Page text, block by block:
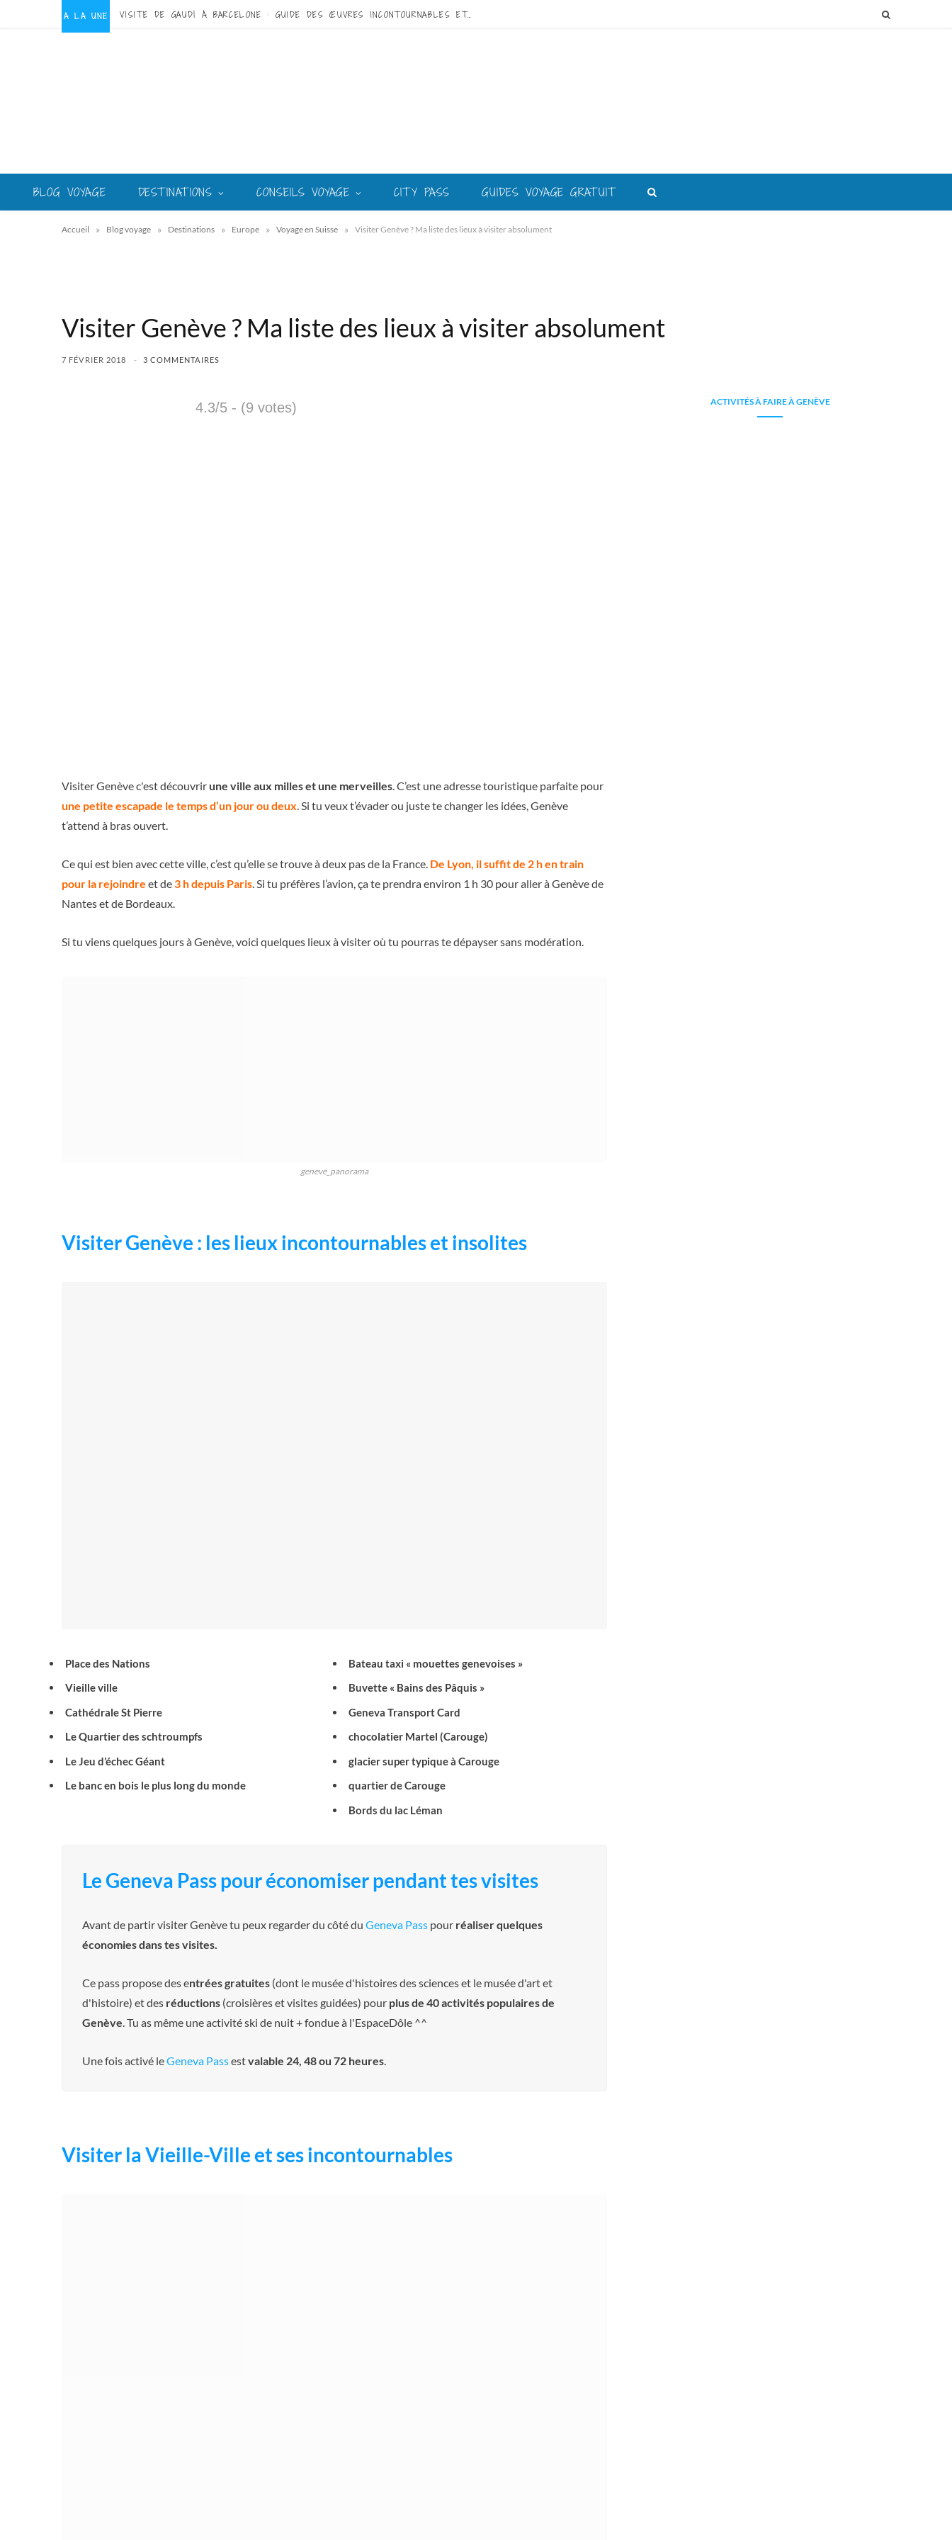
A LA UNE VISITE DE GAUDÍ À BARCELONE : GUIDE DES ŒUVRES INCONTOURNABLES ET DU MEILLEUR CIRCUIT
BLOG VOYAGE DESTINATIONS CONSEILS VOYAGE CITY PASS GUIDES VOYAGE GRATUIT
Accueil » Blog voyage » Destinations » Europe » Voyage en Suisse » Visiter Genève ? Ma liste des lieux à visiter absolument
Visiter Genève ? Ma liste des lieux à visiter absolument
7 FÉVRIER 2018 3 COMMENTAIRES
4.3/5 - (9 votes)
Visiter Genève c'est découvrir une ville aux milles et une merveilles. C’est une adresse touristique parfaite pour
une petite escapade le temps d’un jour ou deux. Si tu veux t’évader ou juste te changer les idées, Genève
t’attend à bras ouvert.
Ce qui est bien avec cette ville, c’est qu’elle se trouve à deux pas de la France. De Lyon, il suffit de 2 h en train
pour la rejoindre et de3 h depuis Paris. Si tu préfères l’avion, ça te prendra environ 1 h 30 pour aller à Genève de
Nantes et de Bordeaux.
Si tu viens quelques jours à Genève, voici quelques lieux à visiter où tu pourras te dépayser sans modération.
geneve_panorama
Visiter Genève : les lieux incontournables et insolites
Place des Nations
Vieille ville
Cathédrale St Pierre
Le Quartier des schtroumpfs
Le Jeu d’échec Géant
Le banc en bois le plus long du monde
Bateau taxi « mouettes genevoises »
Buvette « Bains des Pâquis »
Geneva Transport Card
chocolatier Martel (Carouge)
glacier super typique à Carouge
quartier de Carouge
Bords du lac Léman
Le Geneva Pass pour économiser pendant tes visites
Avant de partir visiter Genève tu peux regarder du côté du Geneva Pass pour réaliser quelques
économies dans tes visites.
Ce pass propose des entrées gratuites (dont le musée d'histoires des sciences et le musée d'art et
d'histoire) et des réductions (croisières et visites guidées) pour plus de 40 activités populaires de
Genève . Tu as même une activité ski de nuit + fondue à l'EspaceDôle ^^
Une fois activé leGeneva Passestvalable 24, 48 ou 72 heures
Visiter la Vieille-Ville et ses incontournables
ACTIVITÉS À FAIRE À GENÈVE